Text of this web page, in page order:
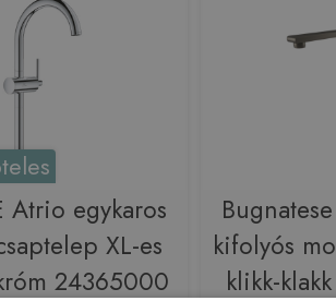
Atrio egykaros
XL-es
24365000
kifolyós
klikk-